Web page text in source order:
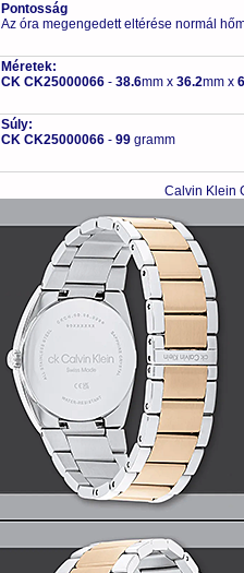
Pontosság
Az óra megengedett eltérése normál
Méretek:
CK CK25000066 - 38.6mm x 36.2mm x
Súly:
CK CK25000066 - 99 gramm
Calvin Klein